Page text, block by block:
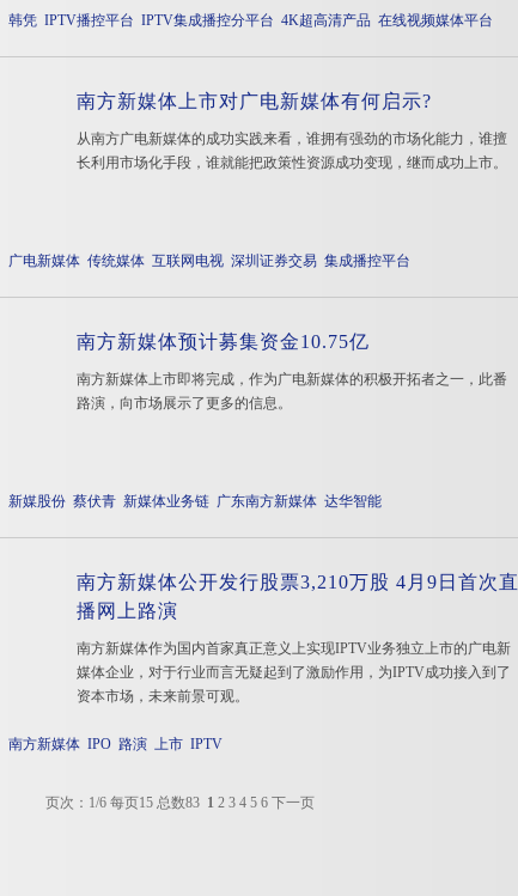
韩凭 IPTV播控平台 IPTV集成播控分平台 4K超高清产品 在线视频媒体平台
南方新媒体上市对广电新媒体有何启示?
从南方广电新媒体的成功实践来看，谁拥有强劲的市场化能力，谁擅
长利用市场化手段，谁就能把政策性资源成功变现，继而成功上市。
广电新媒体 传统媒体 互联网电视 深圳证券交易 集成播控平台
南方新媒体预计募集资金10.75亿
南方新媒体上市即将完成，作为广电新媒体的积极开拓者之一，此番
路演，向市场展示了更多的信息。
新媒股份 蔡伏青 新媒体业务链 广东南方新媒体 达华智能
南方新媒体公开发行股票3,210万股 4月9日首次直
播网上路演
南方新媒体作为国内首家真正意义上实现IPTV业务独立上市的广电新
媒体企业，对于行业而言无疑起到了激励作用，为IPTV成功接入到了
资本市场，未来前景可观。
南方新媒体 IPO 路演 上市 IPTV
页次：1/6 每页15 总数83 1 2 3 4 5 6 下一页